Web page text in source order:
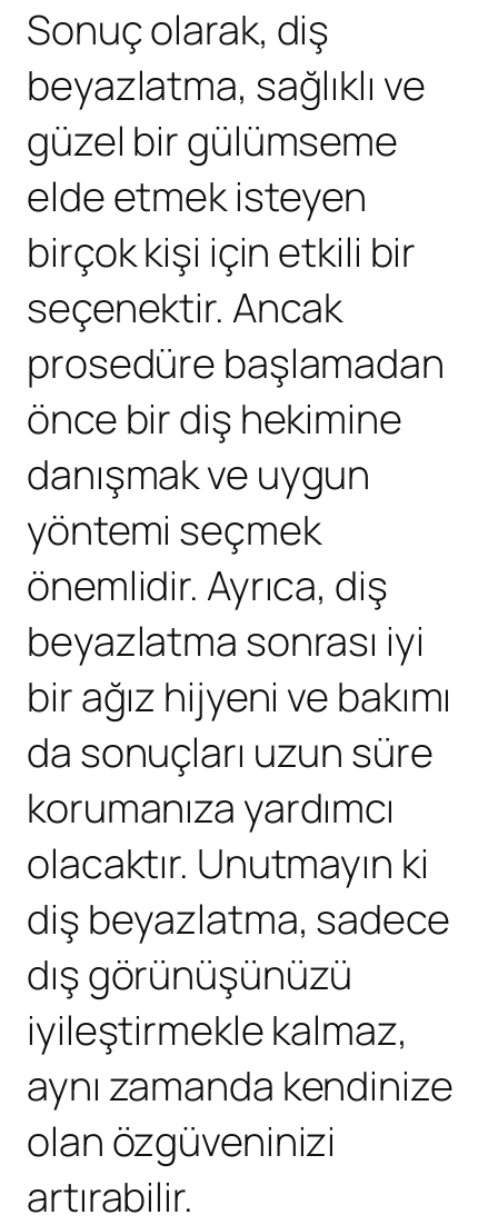
Sonuç olarak, diş
beyazlatma, sağlıklı ve
güzel bir gülümseme
elde etmek isteyen
birçok kişi için etkili bir
seçenektir. Ancak
prosedüre başlamadan
önce bir diş hekimine
danışmak ve uygun
yöntemi seçmek
önemlidir. Ayrıca, diş
beyazlatma sonrası iyi
bir ağız hijyeni ve bakımı
da sonuçları uzun süre
korumanıza yardımcı
olacaktır. Unutmayın ki
diş beyazlatma, sadece
dış görünüşünüzü
iyileştirmekle kalmaz,
aynı zamanda kendinize
olan özgüveninizi
artırabilir.